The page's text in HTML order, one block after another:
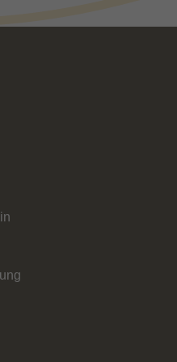
aufgezeichnete